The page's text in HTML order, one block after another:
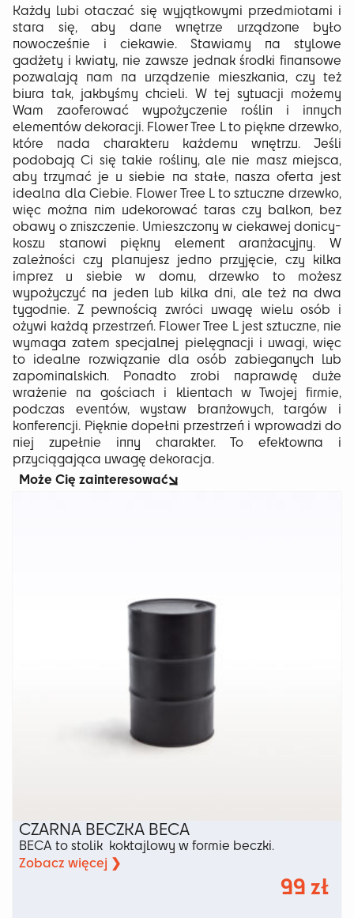
Każdy lubi otaczać się wyjątkowymi przedmiotami i
stara się, aby dane wnętrze urządzone było
nowocześnie i ciekawie. Stawiamy na stylowe
gadżety i kwiaty, nie zawsze jednak środki finansowe
pozwalają nam na urządzenie mieszkania, czy też
biura tak, jakbyśmy chcieli. W tej sytuacji możemy
Wam zaoferować wypożyczenie roślin i innych
elementów dekoracji. Flower Tree L to piękne drzewko,
które nada charakteru każdemu wnętrzu. Jeśli
podobają Ci się takie rośliny, ale nie masz miejsca,
aby trzymać je u siebie na stałe, nasza oferta jest
idealna dla Ciebie. Flower Tree L to sztuczne drzewko,
więc można nim udekorować taras czy balkon, bez
obawy o zniszczenie. Umieszczony w ciekawej donicy-
koszu stanowi piękny element aranżacyjny. W
zależności czy planujesz jedno przyjęcie, czy kilka
imprez u siebie w domu, drzewko to możesz
wypożyczyć na jeden lub kilka dni, ale też na dwa
tygodnie. Z pewnością zwróci uwagę wielu osób i
ożywi każdą przestrzeń. Flower Tree L jest sztuczne, nie
wymaga zatem specjalnej pielęgnacji i uwagi, więc
to idealne rozwiązanie dla osób zabieganych lub
zapominalskich. Ponadto zrobi naprawdę duże
wrażenie na gościach i klientach w Twojej firmie,
podczas eventów, wystaw branżowych, targów i
konferencji. Pięknie dopełni przestrzeń i wprowadzi do
niej zupełnie inny charakter. To efektowna i
przyciągająca uwagę dekoracja.
Może Cię zainteresować
CZARNA BECZKA BECA
BECA to stolik koktajlowy w formie beczki.
Zobacz więcej ❯
99 zł